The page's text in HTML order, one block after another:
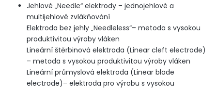
Jehlové „Needle“ elektrody – jednojehlové a
multijehlové zvlákňování
Elektroda bez jehly „Needleless“– metoda s vysokou
produktivitou výroby vláken
Lineární štěrbinová elektroda (Linear cleft electrode)
– metoda s vysokou produktivitou výroby vláken
Lineární průmyslová elektroda (Linear blade
electrode)– elektroda pro výrobu s vysokou